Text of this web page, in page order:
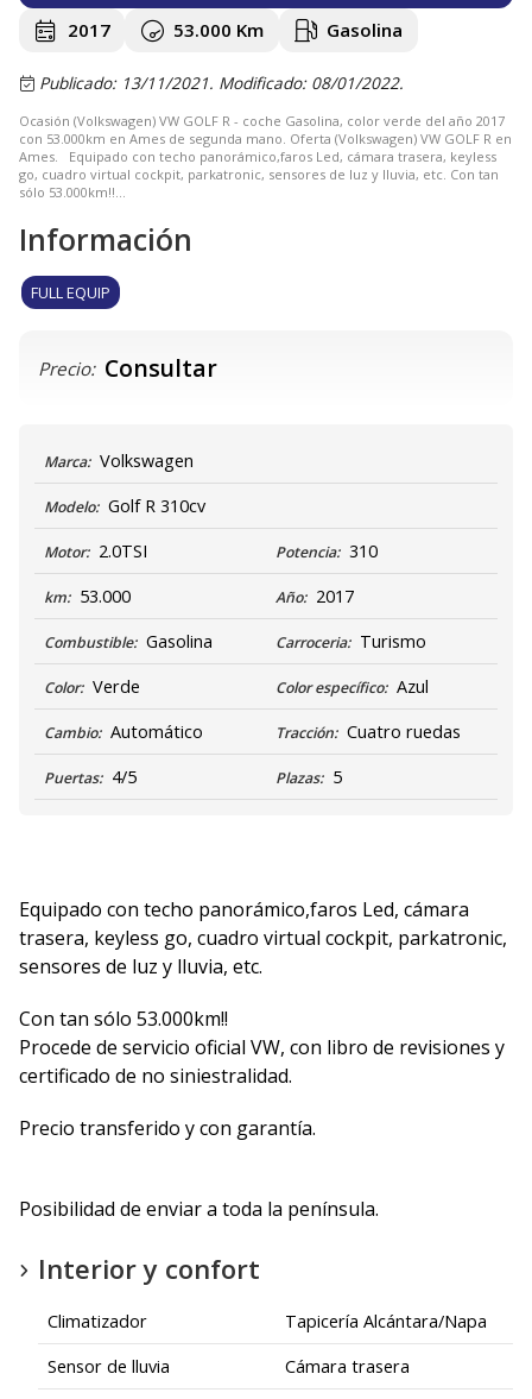
2017
53.000 Km Gasolina
Publicado: 13/11/2021. Modificado: 08/01/2022.
Ocasión (Volkswagen) VW GOLF R - coche Gasolina, color verde del año 2017
con 53.000km en Ames de segunda mano. Oferta (Volkswagen) VW GOLF R en
Ames. Equipado con techo panorámico,faros Led, cámara trasera, keyless
go, cuadro virtual cockpit, parkatronic, sensores de luz y lluvia, etc. Con tan
sólo 53.000km!!...
Información
FULL EQUIP
Precio: Consultar
Marca: Volkswagen
Modelo: Golf R 310cv
Motor: 2.0TSI Potencia: 310
km: 53.000 Año: 2017
Combustible: Gasolina Carroceria: Turismo
Color: Verde Color específico: Azul
Cambio: Automático Tracción: Cuatro ruedas
Puertas: 4/5 Plazas: 5
Equipado con techo panorámico,faros Led, cámara
trasera, keyless go, cuadro virtual cockpit, parkatronic,
sensores de luz y lluvia, etc.
Con tan sólo 53.000km!!
Procede de servicio oficial VW, con libro de revisiones y
certificado de no siniestralidad.
Precio transferido y con garantía.
Posibilidad de enviar a toda la península.
Interior y confort
Climatizador
Tapicería Alcántara/Napa
Sensor de lluvia
Cámara trasera